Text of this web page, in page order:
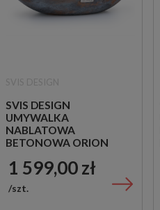
SVIS DESIGN
UMYWALKA
NABLATOWA
BETONOWA ORION
1 599,00 zł
szt.